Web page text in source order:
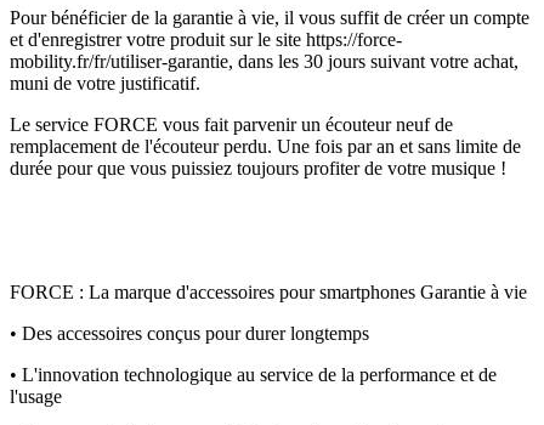
Pour bénéficier de la garantie à vie, il vous suffit de créer un compte
et d'enregistrer votre produit sur le site https://force-
mobility.fr/fr/utiliser-garantie, dans les 30 jours suivant votre achat,
muni de votre justificatif.
Le service FORCE vous fait parvenir un écouteur neuf de
remplacement de l'écouteur perdu. Une fois par an et sans limite de
durée pour que vous puissiez toujours profiter de votre musique !
FORCE : La marque d'accessoires pour smartphones Garantie à vie
• Des accessoires conçus pour durer longtemps
• L'innovation technologique au service de la performance et de
l'usage